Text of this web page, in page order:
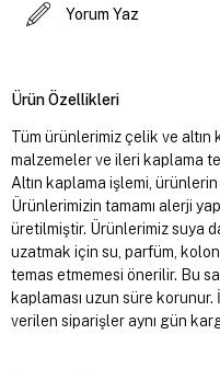
Yorum Yaz
Ürün Özellikleri
Tüm ürünlerimiz çelik ve altın
malzemeler ve ileri kaplama
Altın kaplama işlemi, ürünlerin
Ürünlerimizin tamamı alerji
üretilmiştir. Ürünlerimiz suya
uzatmak için su, parfüm,
temas etmemesi önerilir. Bu
kaplaması uzun süre
verilen siparişler aynı gün